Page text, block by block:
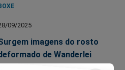
09/2025
imagens do rosto
de Wanderlei